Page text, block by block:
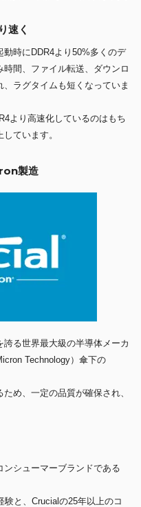
速く
時にDDR4より50%多くのデ
間、ファイル転送、ダウンロ
ラグタイムも短くなっていま
より高速化しているのはもち
ています。
製造
る世界最大級の半導体メーカ
Technology）傘下の
め、一定の品質が確保され、
シューマーブランドである
と、Crucialの25年以上のコ